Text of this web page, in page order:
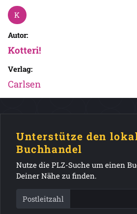
Autor:
Kotteri!
Verlag:
Carlsen
Unterstütze den
Buchhandel
Nutze die PLZ-Suche um einen
Deiner Nähe zu finden.
Postleitzahl